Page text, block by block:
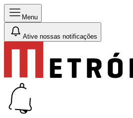
Menu
Ative nossas notificações